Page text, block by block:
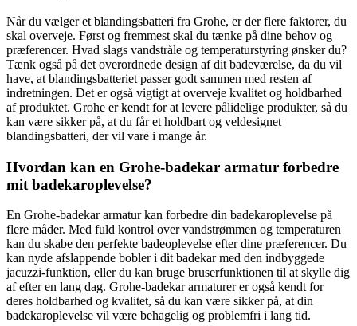
Når du vælger et blandingsbatteri fra Grohe, er der flere faktorer, du
skal overveje. Først og fremmest skal du tænke på dine behov og
præferencer. Hvad slags vandstråle og temperaturstyring ønsker du?
Tænk også på det overordnede design af dit badeværelse, da du vil
have, at blandingsbatteriet passer godt sammen med resten af
indretningen. Det er også vigtigt at overveje kvalitet og holdbarhed
af produktet. Grohe er kendt for at levere pålidelige produkter, så du
kan være sikker på, at du får et holdbart og veldesignet
blandingsbatteri, der vil vare i mange år.
Hvordan kan en Grohe-badekar armatur forbedre
mit badekaroplevelse?
En Grohe-badekar armatur kan forbedre din badekaroplevelse på
flere måder. Med fuld kontrol over vandstrømmen og temperaturen
kan du skabe den perfekte badeoplevelse efter dine præferencer. Du
kan nyde afslappende bobler i dit badekar med den indbyggede
jacuzzi-funktion, eller du kan bruge bruserfunktionen til at skylle dig
af efter en lang dag. Grohe-badekar armaturer er også kendt for
deres holdbarhed og kvalitet, så du kan være sikker på, at din
badekaroplevelse vil være behagelig og problemfri i lang tid.